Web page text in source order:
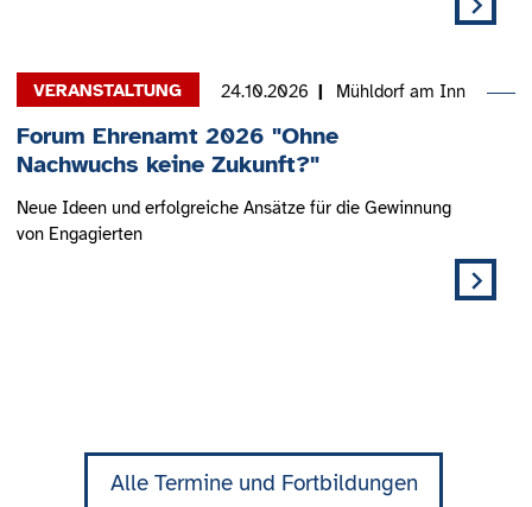
Forum Ehrenamt 2026 "Ohne
Nachwuchs keine Zukunft?"
Neue Ideen und erfolgreiche Ansätze für die Gewinnung
von Engagierten
24.10.2026 Mühldorf am Inn
Alle Termine und Fortbildungen